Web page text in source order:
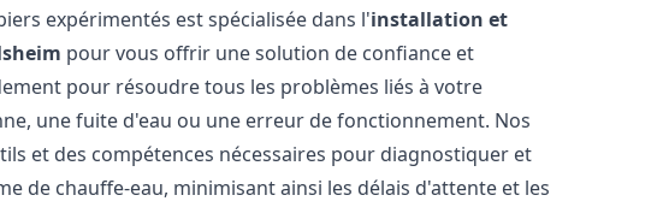
expérimentés est spécialisée dans l'installation et
pour vous offrir une solution de confiance et
pour résoudre tous les problèmes liés à votre
une fuite d'eau ou une erreur de fonctionnement. Nos
et des compétences nécessaires pour diagnostiquer et
de chauffe-eau, minimisant ainsi les délais d'attente et les